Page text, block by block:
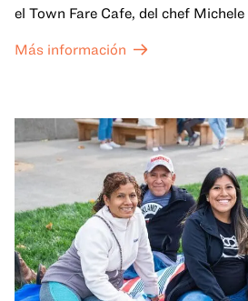
el Town Fare Cafe, del chef
fondo, o explora las galerías, que
adultos!
Más información